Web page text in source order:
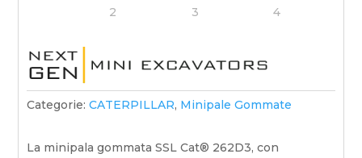
Categorie:CATERPILLAR, Minipale Gommate
La minipala gommata SSL Cat® 262D3, con